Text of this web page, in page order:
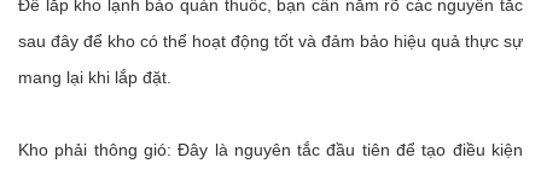
Để lắp kho lạnh bảo quản thuốc, bạn cần nắm rõ các nguyên tắc
sau đây để kho có thể hoạt động tốt và đảm bảo hiệu quả thực sự
mang lại khi lắp đặt.
Kho phải thông gió: Đây là nguyên tắc đầu tiên để tạo điều kiện